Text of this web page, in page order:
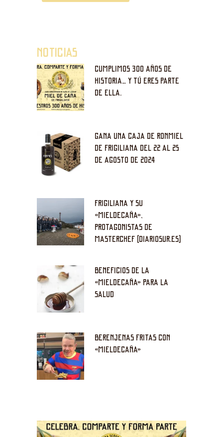
NOTICIAS
CUMPLIMOS 300 AÑOS DE
HISTORIA… Y TÚ ERES PARTE
DE ELLA.
GANA UNA CAJA DE RONMIEL
DE FRIGILIANA DEL 22 AL 25
DE AGOSTO DE 2024
FRIGILIANA Y SU
«MIELDECAÑA»,
PROTAGONISTAS DE
MASTERCHEF (DIARIOSUR.ES)
BENEFICIOS DE LA
«MIELDECAÑA» PARA LA
SALUD
BERENJENAS FRITAS CON
«MIELDECAÑA»